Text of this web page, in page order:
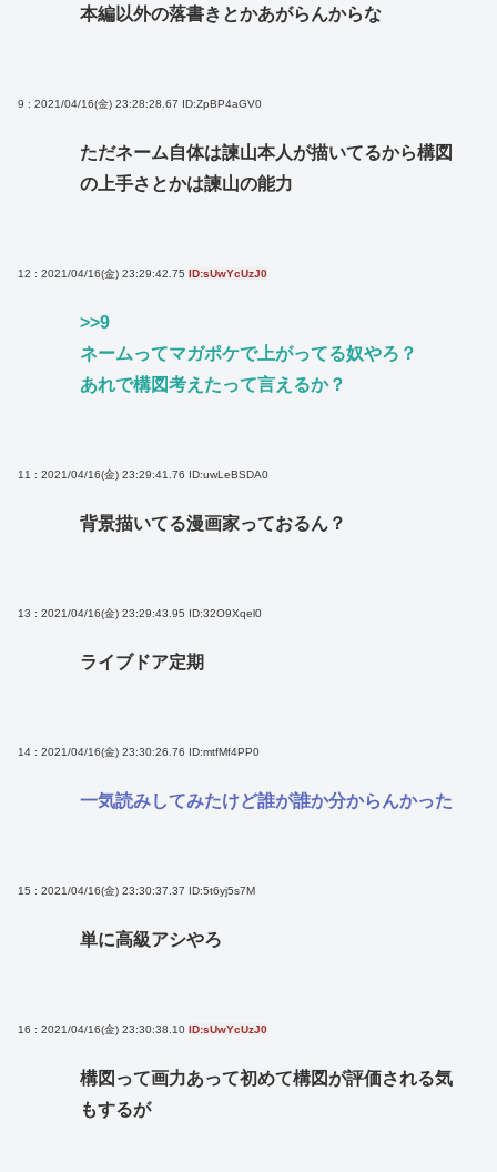
本編以外の落書きとかあがらんからな
9 : 2021/04/16(金) 23:28:28.67 ID:ZpBP4aGV0
ただネーム自体は諫山本人が描いてるから構図
の上手さとかは諫山の能力
12 : 2021/04/16(金) 23:29:42.75 ID:sUwYcUzJ0
>>9
ネームってマガポケで上がってる奴やろ？
あれで構図考えたって言えるか？
11 : 2021/04/16(金) 23:29:41.76 ID:uwLeBSDA0
背景描いてる漫画家っておるん？
13 : 2021/04/16(金) 23:29:43.95 ID:32O9Xqel0
ライブドア定期
14 : 2021/04/16(金) 23:30:26.76 ID:mtfMf4PP0
一気読みしてみたけど誰が誰か分からんかった
15 : 2021/04/16(金) 23:30:37.37 ID:5t6yj5s7M
単に高級アシやろ
16 : 2021/04/16(金) 23:30:38.10 ID:sUwYcUzJ0
構図って画力あって初めて構図が評価される気
もするが